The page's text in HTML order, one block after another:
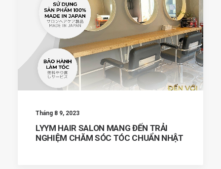
Tháng 8 9, 2023
LYYM HAIR SALON MANG ĐẾN TRẢI
NGHIỆM CHĂM SÓC TÓC CHUẨN NHẬT